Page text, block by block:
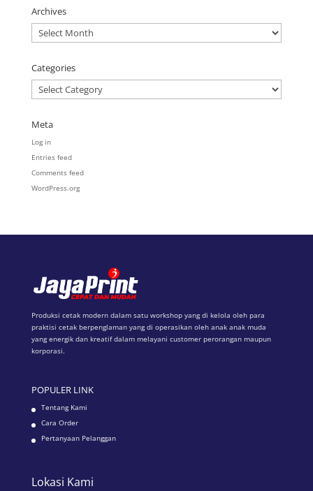
Archives
Archives
Categories
Categories
Meta
Log in
Entries feed
Comments feed
WordPress.org
Produksi cetak modern dalam satu workshop yang di kelola oleh para
praktisi cetak berpenglaman yang di operasikan oleh anak anak muda
yang energik dan kreatif dalam melayani customer perorangan maupun
korporasi.
POPULER LINK
Tentang Kami
Cara Order
Pertanyaan Pelanggan
Lokasi Kami